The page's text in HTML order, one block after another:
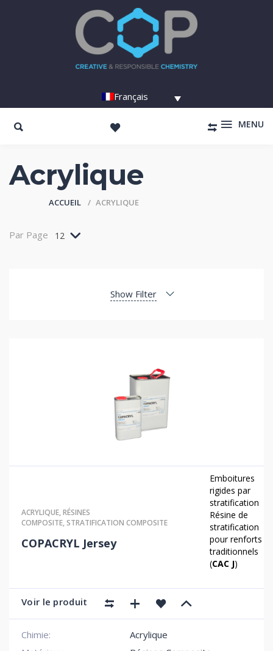
Français
MENU
Acrylique
ACCUEIL ACRYLIQUE
Par Page 12
Show Filter
ACRYLIQUE,RÉSINES
COMPOSITE,STRATIFICATION COMPOSITE
COPACRYL Jersey
Emboitures
rigides par
stratification
Résine de
stratification
pour renforts
traditionnels
(CAC J)
Voir le produit
Chimie:
Acrylique